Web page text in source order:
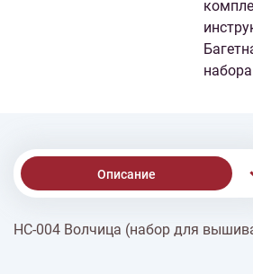
Описание
Доставка
НС-004 Волчица (набор для